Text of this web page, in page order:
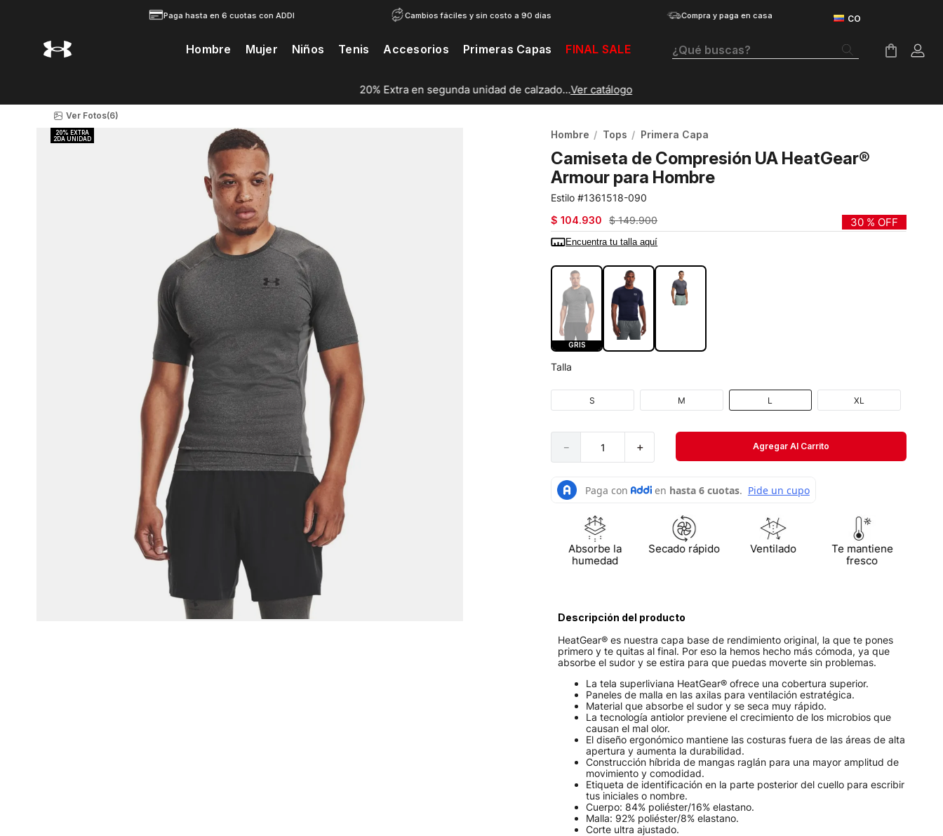
Paga hasta en 6 cuotas con ADDI Cambios fáciles y sin costo a 90 días Compra y paga en casa
Hombre Mujer Niños Tenis Accesorios Primeras Capas FINAL SALE ¿Qué buscas?
20% Extra en segunda unidad de calzado...Ver catálogo
Ver Fotos(6)
Hombre Tops Primera Capa
Camiseta de Compresión UA HeatGear®
Armour para Hombre
1361518-090
$ 104.930 $ 149.900 30 % OFF
Encuentra tu talla aquí
GRIS
Talla
S M L XL
＋
－ Agregar Al Carrito
Absorbe la
humedad
Secado rápido Ventilado
Te mantiene
fresco
Descripción del producto
HeatGear® es nuestra capa base de rendimiento original, la que te pones
primero y te quitas al final. Por eso la hemos hecho más cómoda, ya que
absorbe el sudor y se estira para que puedas moverte sin problemas.
La tela superliviana HeatGear® ofrece una cobertura superior.
Paneles de malla en las axilas para ventilación estratégica.
Material que absorbe el sudor y se seca muy rápido.
La tecnología antiolor previene el crecimiento de los microbios que
causan el mal olor.
El diseño ergonómico mantiene las costuras fuera de las áreas de alta
apertura y aumenta la durabilidad.
Construcción híbrida de mangas raglán para una mayor amplitud de
movimiento y comodidad.
Etiqueta de identificación en la parte posterior del cuello para escribir
tus iniciales o nombre.
Cuerpo: 84% poliéster/16% elastano.
Malla: 92% poliéster/8% elastano.
Corte ultra ajustado.
Botas
Tenis Mujer
Tenis Hombre
Velociti Distance
Basketball
Medias